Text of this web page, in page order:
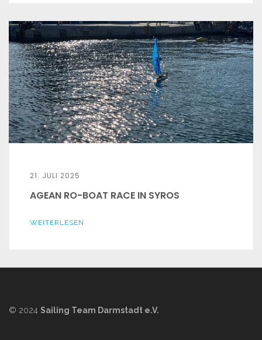
21. JULI 2025
AGEAN RO-BOAT RACE IN SYROS
WEITERLESEN
© 2024 Sailing Team Darmstadt e.V.